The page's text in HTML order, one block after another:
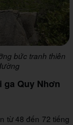
bức tranh thiên
ga Quy Nhơn
từ 48 đến 72 tiếng